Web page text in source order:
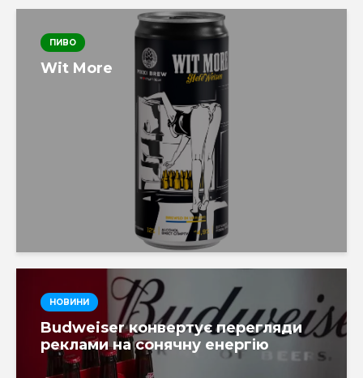
ПИВО
Wit More
НОВИНИ
Budweiser конвертує перегляди
реклами на сонячну енергію